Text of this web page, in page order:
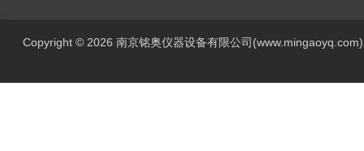
Copyright © 2026 南京铭奥仪器设备有限公司